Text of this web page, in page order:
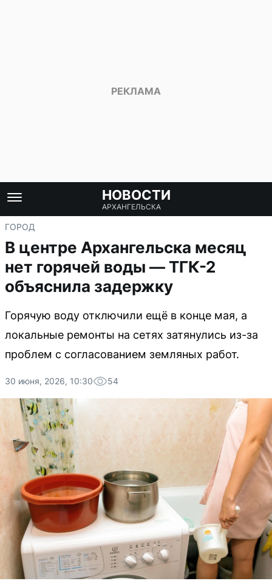
НОВОСТИ
АРХАНГЕЛЬСКА
ГОРОД
В центре Архангельска месяц
нет горячей воды — ТГК-2
объяснила задержку
Горячую воду отключили ещё в конце мая, а
локальные ремонты на сетях затянулись из-за
проблем с согласованием земляных работ.
30 июня, 2026, 10:30 54